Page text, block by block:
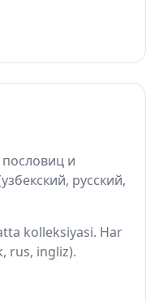
и
русский,
kolleksiyasi. Har
rus, ingliz).